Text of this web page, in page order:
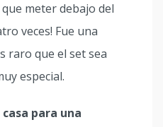
meter debajo del
veces! Fue una
raro que el set sea
especial.
para una